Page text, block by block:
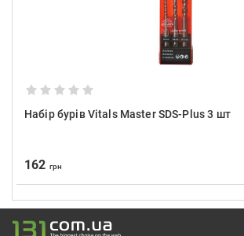
Набір бурів Vitals Master SDS-Plus 3 шт
162 грн